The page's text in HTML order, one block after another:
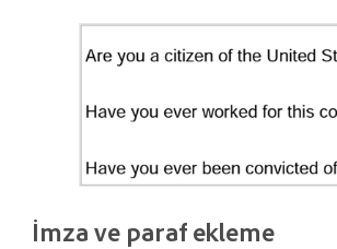
İmza ve paraf ekleme